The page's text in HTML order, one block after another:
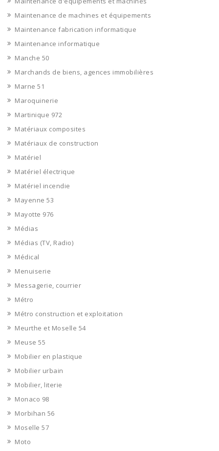
Maintenance de machines et équipements
Maintenance fabrication informatique
Maintenance informatique
Manche 50
Marchands de biens, agences immobilières
Marne 51
Maroquinerie
Martinique 972
Matériaux composites
Matériaux de construction
Matériel
Matériel électrique
Matériel incendie
Mayenne 53
Mayotte 976
Médias
Médias (TV, Radio)
Médical
Menuiserie
Messagerie, courrier
Métro
Métro construction et exploitation
Meurthe et Moselle 54
Meuse 55
Mobilier en plastique
Mobilier urbain
Mobilier, literie
Monaco 98
Morbihan 56
Moselle 57
Moto